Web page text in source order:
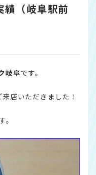
（岐阜駅前
岐阜です。
店いただきました！